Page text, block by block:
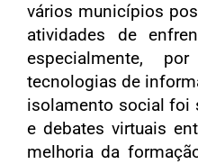
vários municípios
atividades de
especialmente,
tecnologias de
isolamento social foi
e debates virtuais
melhoria da